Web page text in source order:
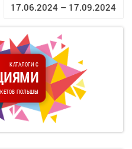
17.06.2024 – 17.09.2024
КАТАЛОГИ С
ПОЛЬШЫ